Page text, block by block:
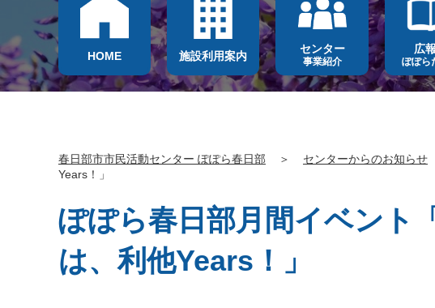
HOME 施設利用案内
センター
事業紹介
広
ぽぽら
春日部市市民活動センター ぽぽら春日部 ＞ センターからのお知らせ
Years！」
ぽぽら春日部月間イベン
は、利他Years！」